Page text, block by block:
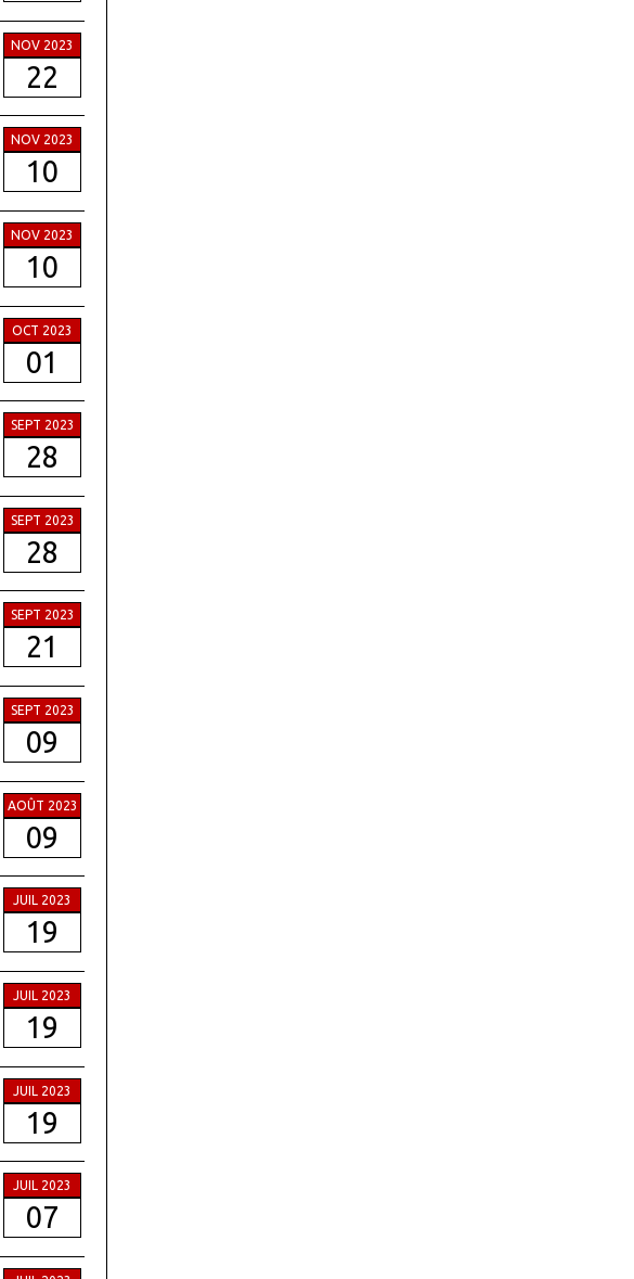
NOV 2023
22
NOV 2023
10
NOV 2023
10
OCT 2023
01
SEPT 2023
28
SEPT 2023
28
SEPT 2023
21
SEPT 2023
09
AOÛT 2023
09
JUIL 2023
19
JUIL 2023
19
JUIL 2023
19
JUIL 2023
07